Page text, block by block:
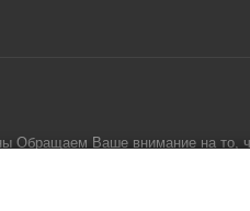
Ваше внимание на то,